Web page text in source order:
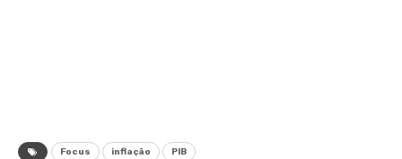
Focus inflação PIB